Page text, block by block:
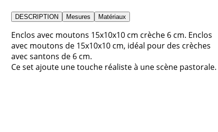
DESCRIPTION Mesures Matériaux
Enclos avec moutons 15x10x10 cm crèche 6 cm. Enclos
avec moutons de 15x10x10 cm, idéal pour des crèches
avec santons de 6 cm.
Ce set ajoute une touche réaliste à une scène pastorale.